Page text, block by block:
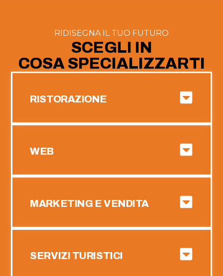
RIDISEGNA IL TUO FUTURO
SCEGLI IN
COSA SPECIALIZZARTI
RISTORAZIONE
WEB
MARKETING E VENDITA
SERVIZI TURISTICI